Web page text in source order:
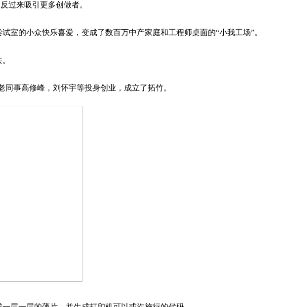
来吸引更多创做者。
的小众快乐喜爱，变成了数百万中产家庭和工程师桌面的“小我工场”。
事高修峰，刘怀宇等投身创业，成立了拓竹。